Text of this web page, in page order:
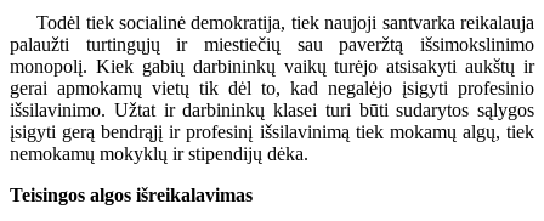
Todėl tiek socialinė demokratija, tiek naujoji santvarka reikalauja
palaužti turtingųjų ir miestiečių sau paveržtą išsimokslinimo
monopolį. Kiek gabių darbininkų vaikų turėjo atsisakyti aukštų ir
gerai apmokamų vietų tik dėl to, kad negalėjo įsigyti profesinio
išsilavinimo. Užtat ir darbininkų klasei turi būti sudarytos sąlygos
įsigyti gerą bendrąjį ir profesinį išsilavinimą tiek mokamų algų, tiek
nemokamų mokyklų ir stipendijų dėka.
Teisingos algos išreikalavimas